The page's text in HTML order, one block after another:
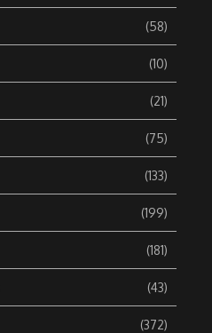
(58)
(10)
(21)
(75)
(133)
(199)
(181)
(43)
(372)